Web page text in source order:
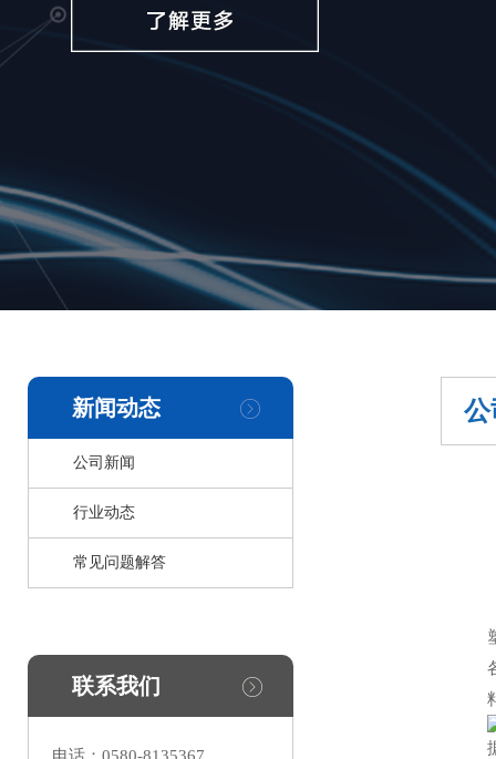
公
新闻动态
公司新闻
行业动态
常见问题解答
联系我们